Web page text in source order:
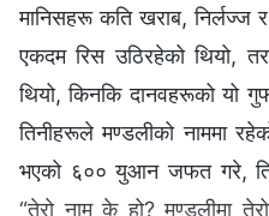
मानिसहरू कति खराब,
एकदम रिस उठिरहेको थियो,
थियो, किनकि दानवहरूको यो
तिनीहरूले मण्डलीको नाममा
भएको ६०० युआन जफत गरे,
“तेरो नाम के हो? मण्डलीमा